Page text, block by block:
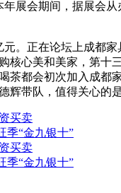
展会期间，据展会
正在论坛上成都家
核心美和美家，第十
茶都会初次加入成都
辉带队，值得关心的是
买卖
季“金九银十”
买卖
季“金九银十”